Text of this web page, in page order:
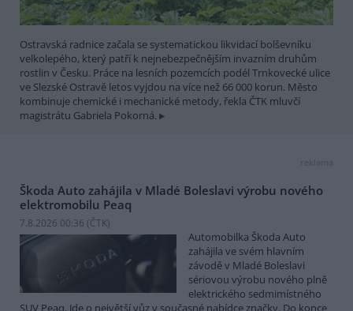
Ostravská radnice začala se systematickou likvidací bolševníku
velkolepého, který patří k nejnebezpečnějším invazním druhům
rostlin v Česku. Práce na lesních pozemcích podél Trnkovecké ulice
ve Slezské Ostravě letos vyjdou na více než 66 000 korun. Město
kombinuje chemické i mechanické metody, řekla ČTK mluvčí
magistrátu Gabriela Pokorná.
reklama
Škoda Auto zahájila v Mladé Boleslavi výrobu nového
elektromobilu Peaq
7.8.2026 00:36 (ČTK)
Automobilka Škoda Auto
zahájila ve svém hlavním
závodě v Mladé Boleslavi
sériovou výrobu nového plně
elektrického sedmimístného
SUV Peaq. Jde o největší vůz v současné nabídce značky. Do konce